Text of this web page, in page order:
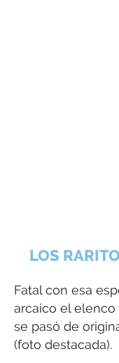
LOS
Fatal con esa
arcaico el elenco
se pasó de
(foto destacada).